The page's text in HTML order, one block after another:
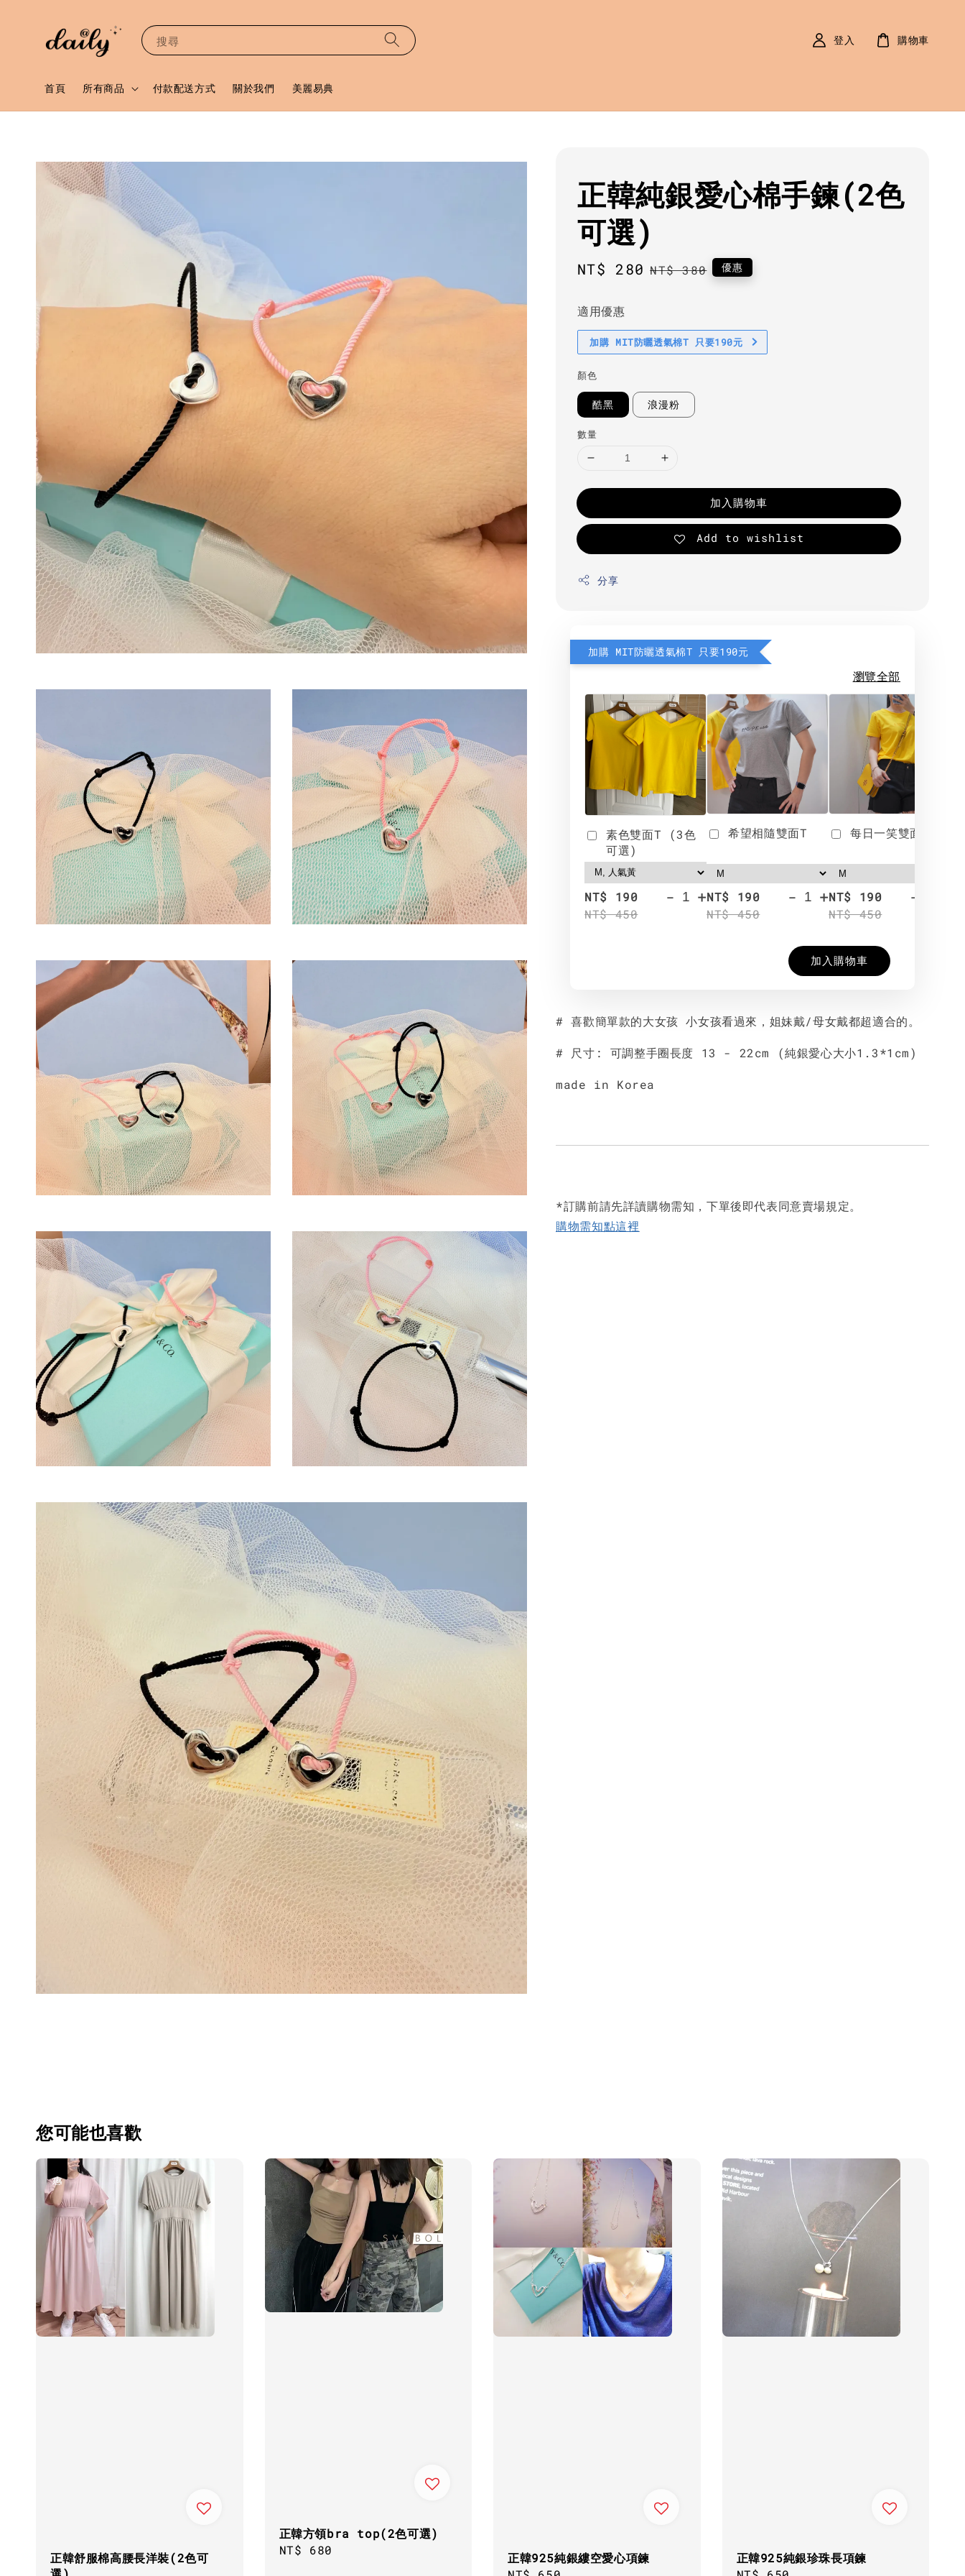
搜尋
首頁 所有商品 付款配送方式 關於我們 美麗易典
登入 購物車
正韓純銀愛心棉手鍊(2色
可選)
Sale
NT$ 280 Regular
NT$ 380 優惠
適用優惠
加購 MIT防曬透氣棉T 只要190元
顏色
酷黑 浪漫粉
數量
加入購物車
Add to wishlist
分享
加購 MIT防曬透氣棉T 只要190元
瀏覽全部
素色雙面T (3色
可選)
NT$ 190
NT$ 450
- +
希望相隨雙面T
NT$ 190
NT$ 450
- +
每日一笑雙面T
NT$ 190
NT$ 450
-
加入購物車
# 喜歡簡單款的大女孩 小女孩看過來，姐妹戴/母女戴都超適合的。
# 尺寸: 可調整手圈長度 13 - 22cm (純銀愛心大小1.3*1cm)
made in Korea
*訂購前請先詳讀購物需知，下單後即代表同意賣場規定。
購物需知點這裡
您可能也喜歡
正韓舒服棉高腰長洋裝(2色可
正韓方領bra top(2色可選)
Regular
NT$ 680
正韓925純銀縷空愛心項鍊
正韓925純銀珍珠長項鍊